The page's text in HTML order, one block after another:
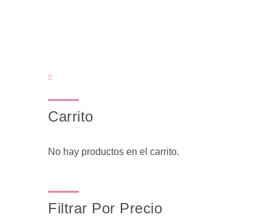
Carrito
No hay productos en el carrito.
Filtrar Por Precio